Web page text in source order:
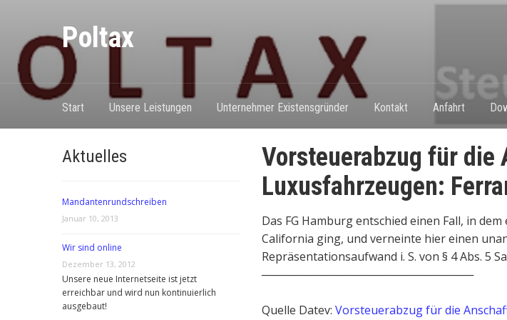
Poltax
Start Unsere Leistungen Unternehmer Existensgründer Kontakt Anfahrt
Aktuelles
Mandantenrundschreiben
Januar 10, 2013
Wir sind online
Dezember 13, 2012
Unsere neue Internetseite ist jetzt
erreichbar und wird nun kontinuierlich
ausgebaut!
Vorsteuerabzug für die
Luxusfahrzeugen:
Das FG Hamburg entschied einen Fall, in
California ging, und verneinte hier einen
Repräsentationsaufwand i. S. von § 4 Abs. 5
───────────────────────────
Quelle Datev: Vorsteuerabzug für die